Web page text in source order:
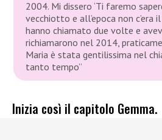
2004. Mi dissero ‘Ti faremo
vecchiotto e all’epoca non c’era
hanno chiamato due volte e
richiamarono nel 2014,
Maria è stata gentilissima nel
tanto tempo”
Inizia così il capitolo Gemma.